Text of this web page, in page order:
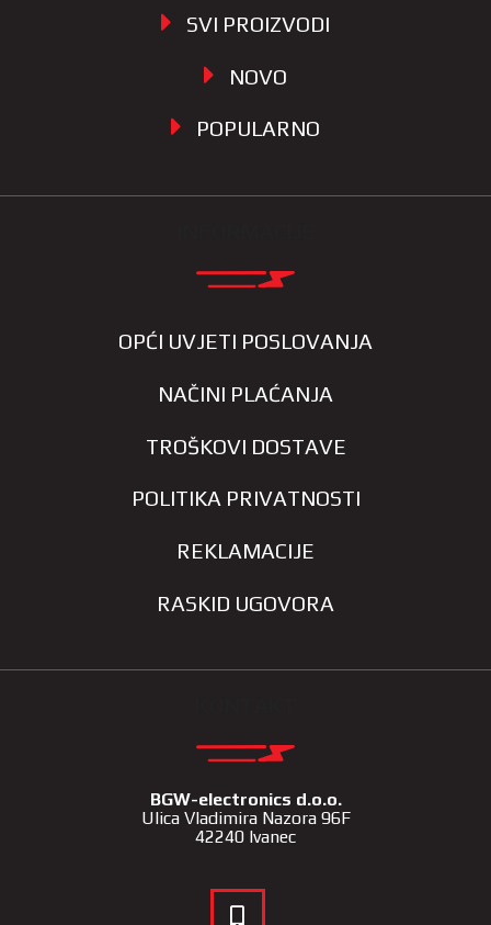
SVI PROIZVODI
NOVO
POPULARNO
OPĆI UVJETI POSLOVANJA
NAČINI PLAĆANJA
TROŠKOVI DOSTAVE
POLITIKA PRIVATNOSTI
REKLAMACIJE
RASKID UGOVORA
BGW-electronics d.o.o.
Ulica Vladimira Nazora 96F
42240 Ivanec